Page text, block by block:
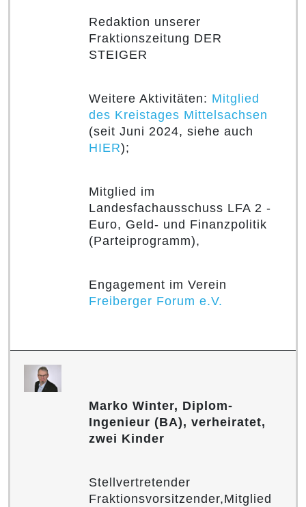
Redaktion unserer
Fraktionszeitung DER
STEIGER
Weitere Aktivitäten: Mitglied
des Kreistages Mittelsachsen
(seit Juni 2024, siehe auch
HIER);
Mitglied im
Landesfachausschuss LFA 2 -
Euro, Geld- und Finanzpolitik
(Parteiprogramm),
Engagement im Verein
Freiberger Forum e.V.
Marko Winter, Diplom-
Ingenieur (BA), verheiratet,
zwei Kinder
Stellvertretender
Fraktionsvorsitzender,Mitglied